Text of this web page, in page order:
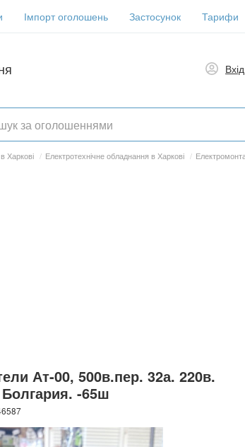
Імпорт оголошень Застосунок Тарифи
Харкові / Електротехнічне обладнання в Харкові /
Ат-00, 500в.пер. 32а. 220в.
-65ш